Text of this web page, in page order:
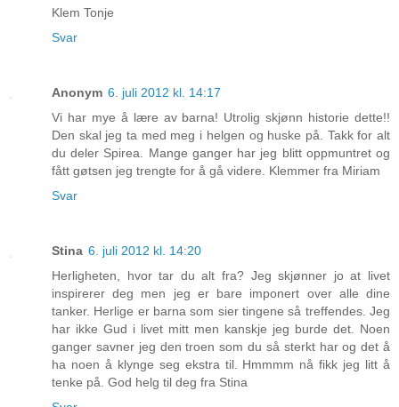
Klem Tonje
Svar
Anonym 6. juli 2012 kl. 14:17
Vi har mye å lære av barna! Utrolig skjønn historie dette!!
Den skal jeg ta med meg i helgen og huske på. Takk for alt
du deler Spirea. Mange ganger har jeg blitt oppmuntret og
fått gøtsen jeg trengte for å gå videre. Klemmer fra Miriam
Svar
Stina 6. juli 2012 kl. 14:20
Herligheten, hvor tar du alt fra? Jeg skjønner jo at livet
inspirerer deg men jeg er bare imponert over alle dine
tanker. Herlige er barna som sier tingene så treffendes. Jeg
har ikke Gud i livet mitt men kanskje jeg burde det. Noen
ganger savner jeg den troen som du så sterkt har og det å
ha noen å klynge seg ekstra til. Hmmmm nå fikk jeg litt å
tenke på. God helg til deg fra Stina